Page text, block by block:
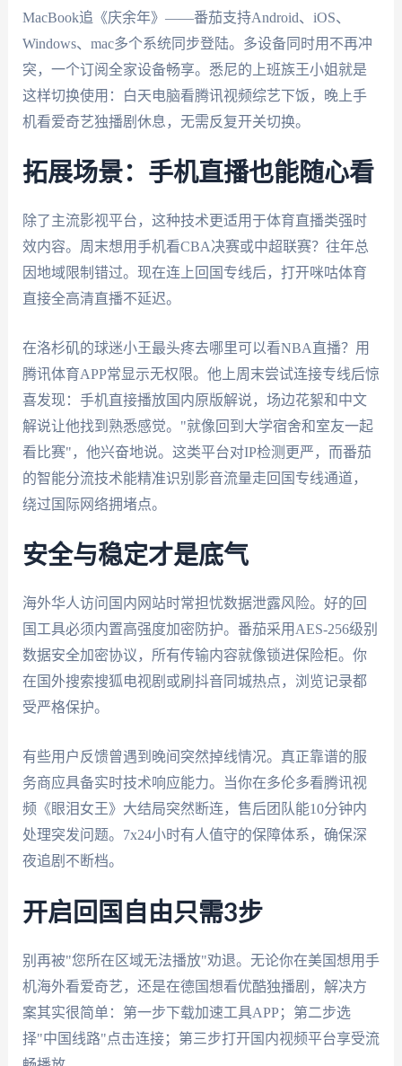
MacBook追《庆余年》——番茄支持Android、iOS、
Windows、mac多个系统同步登陆。多设备同时用不再冲
突，一个订阅全家设备畅享。悉尼的上班族王小姐就是
这样切换使用：白天电脑看腾讯视频综艺下饭，晚上手
机看爱奇艺独播剧休息，无需反复开关切换。
拓展场景：手机直播也能随心看
除了主流影视平台，这种技术更适用于体育直播类强时
效内容。周末想用手机看CBA决赛或中超联赛？往年总
因地域限制错过。现在连上回国专线后，打开咪咕体育
直接全高清直播不延迟。
在洛杉矶的球迷小王最头疼去哪里可以看NBA直播？用
腾讯体育APP常显示无权限。他上周末尝试连接专线后惊
喜发现：手机直接播放国内原版解说，场边花絮和中文
解说让他找到熟悉感觉。"就像回到大学宿舍和室友一起
看比赛"，他兴奋地说。这类平台对IP检测更严，而番茄
的智能分流技术能精准识别影音流量走回国专线通道，
绕过国际网络拥堵点。
安全与稳定才是底气
海外华人访问国内网站时常担忧数据泄露风险。好的回
国工具必须内置高强度加密防护。番茄采用AES-256级别
数据安全加密协议，所有传输内容就像锁进保险柜。你
在国外搜索搜狐电视剧或刷抖音同城热点，浏览记录都
受严格保护。
有些用户反馈曾遇到晚间突然掉线情况。真正靠谱的服
务商应具备实时技术响应能力。当你在多伦多看腾讯视
频《眼泪女王》大结局突然断连，售后团队能10分钟内
处理突发问题。7x24小时有人值守的保障体系，确保深
夜追剧不断档。
开启回国自由只需3步
别再被"您所在区域无法播放"劝退。无论你在美国想用手
机海外看爱奇艺，还是在德国想看优酷独播剧，解决方
案其实很简单：第一步下载加速工具APP；第二步选
择"中国线路"点击连接；第三步打开国内视频平台享受流